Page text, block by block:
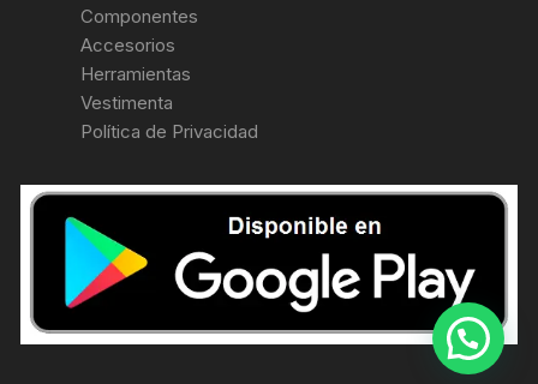
Componentes
Accesorios
Herramientas
Vestimenta
Política de Privacidad